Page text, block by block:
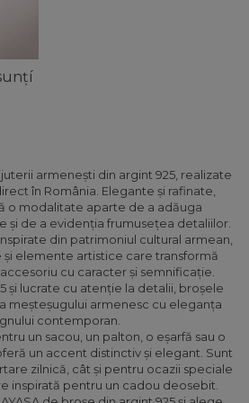
armenești din argint 925, realizate
în România. Elegante și rafinate,
o modalitate aparte de a adăuga
și de a evidenția frumusețea detaliilor.
din patrimoniul cultural armean,
elemente artistice care transformă
cu caracter și semnificație.
și lucrate cu atenție la detalii, broșele
meșteșugului armenesc cu eleganța
contemporan.
un sacou, un palton, o eșarfă sau o
un accent distinctiv și elegant. Sunt
zilnică, cât și pentru ocazii speciale
inspirată pentru un cadou deosebit.